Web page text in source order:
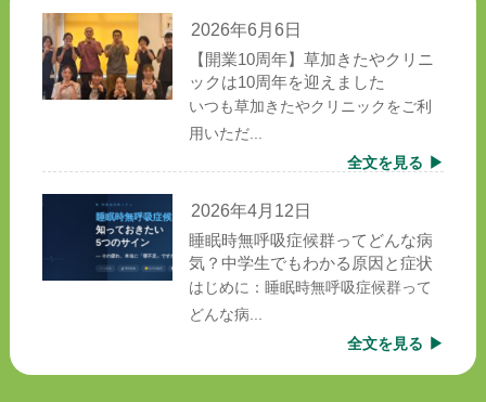
2026年6月6日
【開業10周年】草加きたやクリニ
ックは10周年を迎えました
いつも草加きたやクリニックをご利
用いただ...
全文を見る
2026年4月12日
睡眠時無呼吸症候群ってどんな病
気？中学生でもわかる原因と症状
はじめに：睡眠時無呼吸症候群って
どんな病...
全文を見る